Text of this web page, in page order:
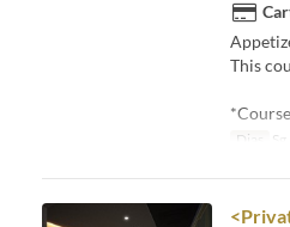
This
Dias